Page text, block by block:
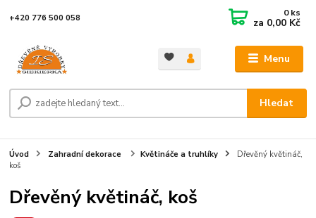
Menu
Hledat
+420 776 500 058 0ks
za 0,00 Kč
Úvod Zahradní dekorace Květináče a truhlíky
Dřevěný květináč,
koš
Dřevěný květináč, koš